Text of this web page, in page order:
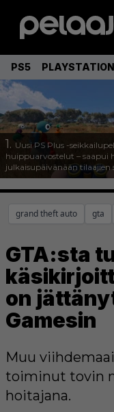
PS5
1. Uusi PS Plus -
huippuarvostelut – saapui
julkaisupäivänään tilaajien
grand theft auto gta
GTA:sta
on
Gamesin
Muu
toiminut tovin
hoitajana.